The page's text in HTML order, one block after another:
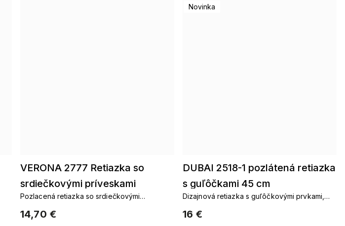
VERONA 2777 Retiazka so
srdiečkovými príveskami
14,70 €
Pozlacená retiazka so srdiečkovými
Novinka
DUBAI 2518-1 pozlátená retiazka
s guľôčkami 45 cm
16 €
Dizajnová retiazka s guľôčkovými prvkami,